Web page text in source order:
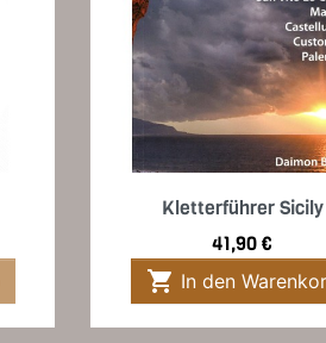
Vorschau
Kletterführer Sicily
Preis
41,90 €
 In den